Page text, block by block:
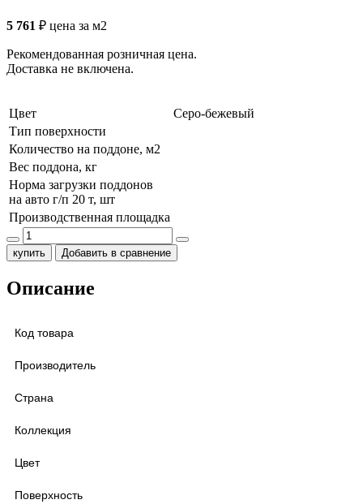
5 761 ₽ цена за м2
Рекомендованная розничная цена.
Доставка не включена.
Цвет
Серо-бежевый
Тип поверхности
Количество на поддоне, м2
Вес поддона, кг
Норма загрузки поддонов
на авто г/п 20 т, шт
Производственная площадка
купить Добавить в сравнение
Описание
Код товара
Производитель
Страна
Коллекция
Цвет
Поверхность